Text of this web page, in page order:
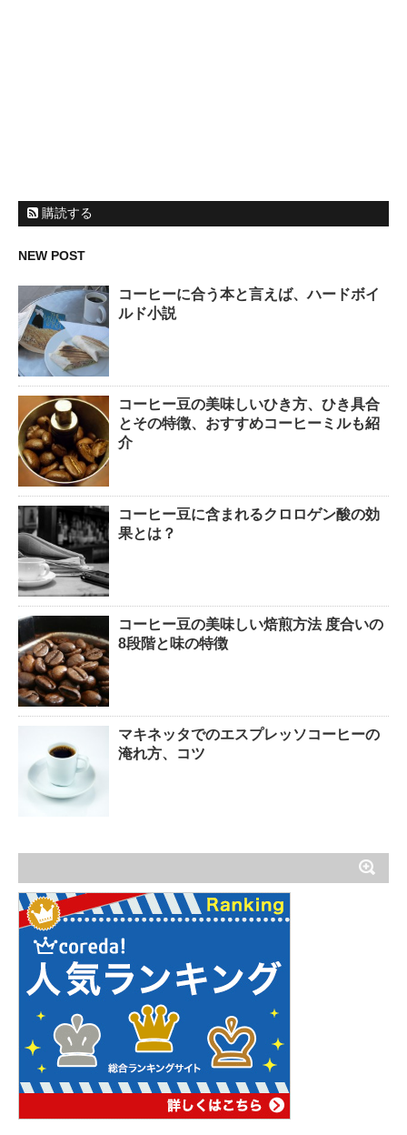
購読する
NEW POST
コーヒーに合う本と言えば、ハードボイ
ルド小説
コーヒー豆の美味しいひき方、ひき具合
とその特徴、おすすめコーヒーミルも紹
介
コーヒー豆に含まれるクロロゲン酸の効
果とは？
コーヒー豆の美味しい焙煎方法 度合いの
8段階と味の特徴
マキネッタでのエスプレッソコーヒーの
淹れ方、コツ